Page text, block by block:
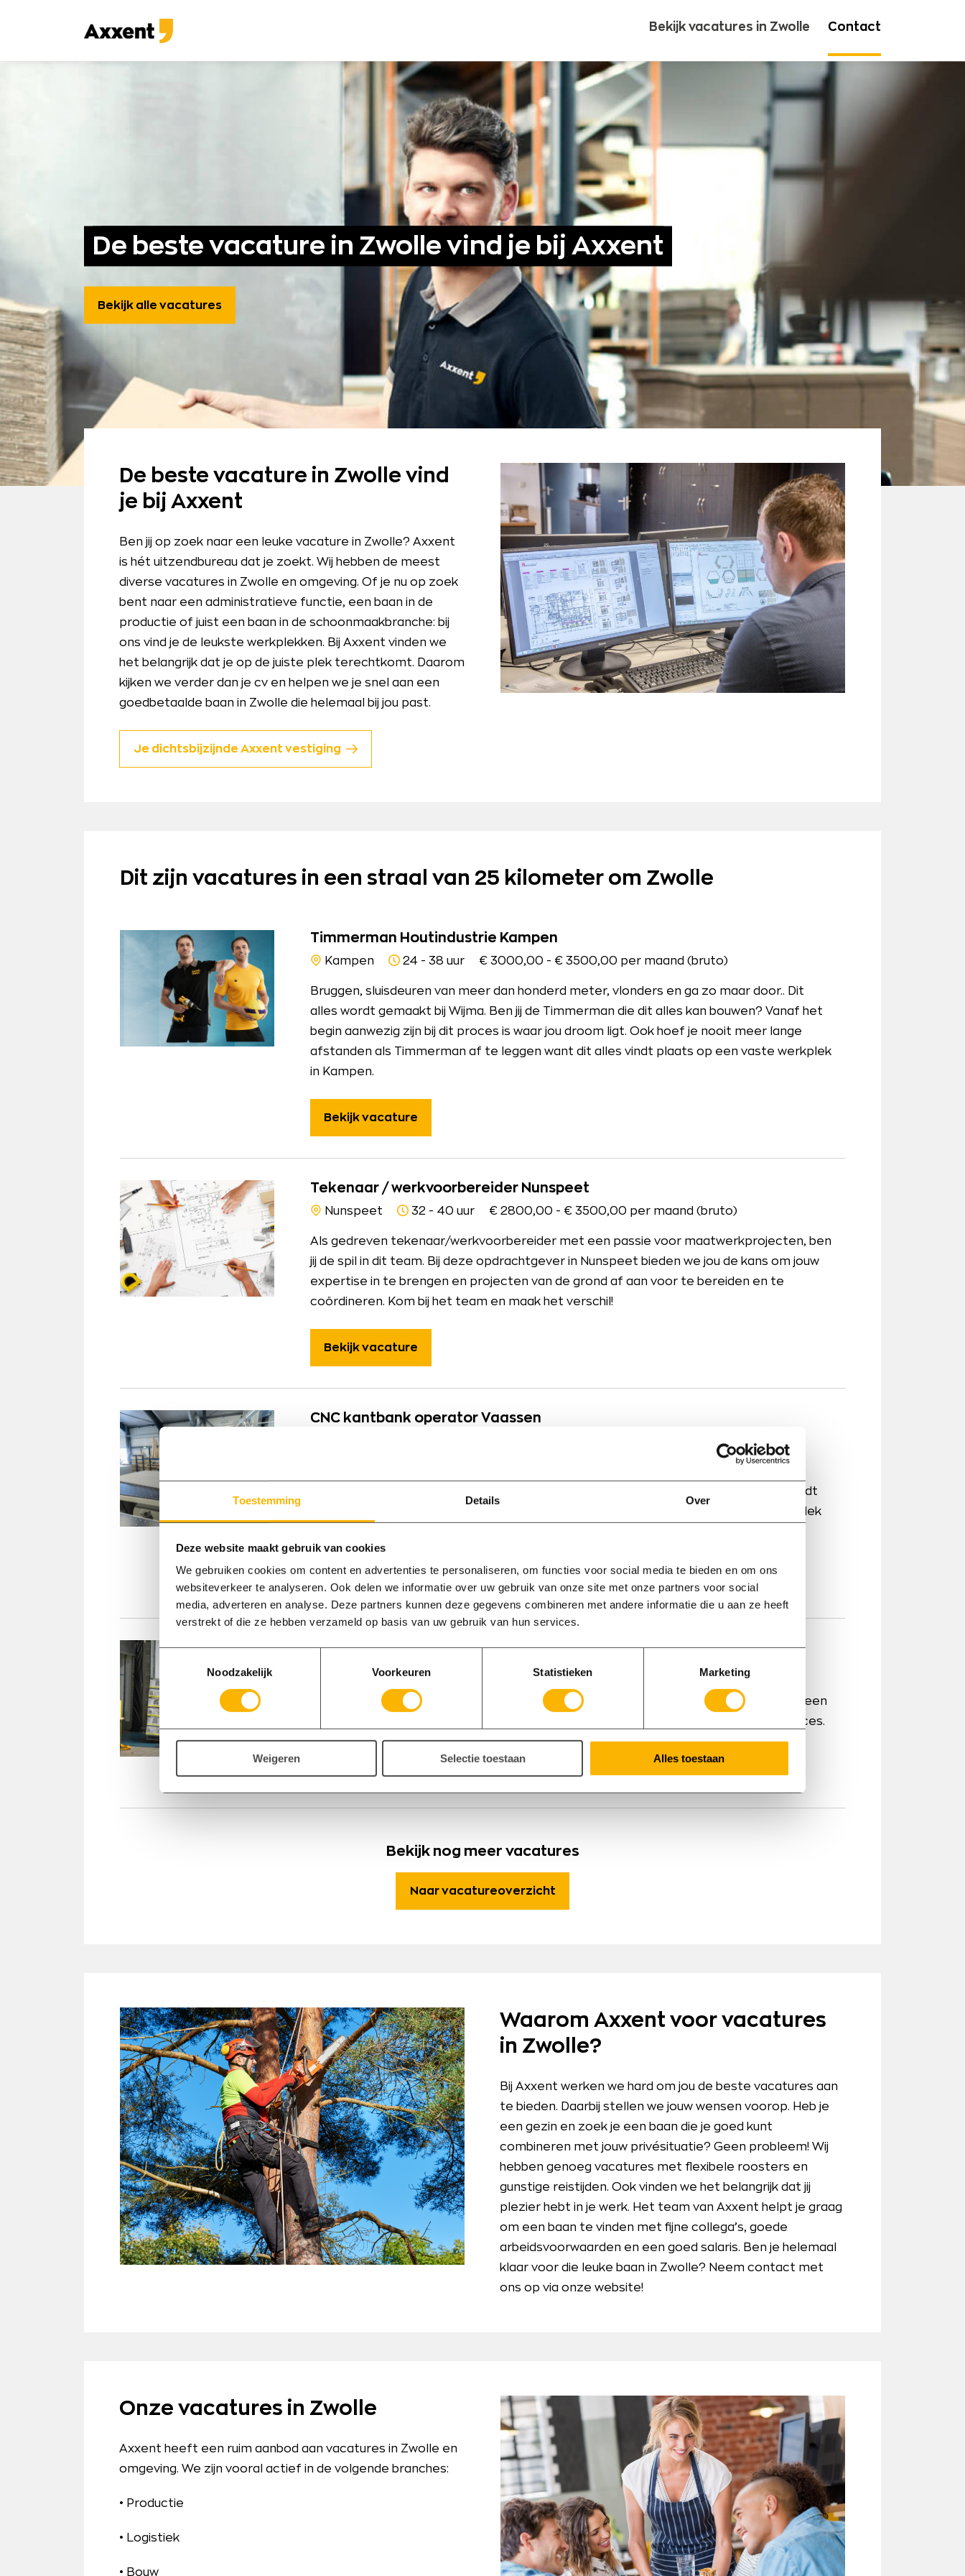
Toestemming Details Over
Deze website maakt gebruik van cookies
We gebruiken cookies om content en advertenties te personaliseren, om functies voor social media te bieden en om ons
websiteverkeer te analyseren. Ook delen we informatie over uw gebruik van onze site met onze partners voor social
media, adverteren en analyse. Deze partners kunnen deze gegevens combineren met andere informatie die u aan ze heeft
verstrekt of die ze hebben verzameld op basis van uw gebruik van hun services.
Noodzakelijk
Voorkeuren Statistieken Marketing
Weigeren Selectie toestaan Alles toestaan
Axxent
Bekijk vacatures in Zwolle Contact
De beste vacature in Zwolle vind je bij Axxent
Bekijk alle vacatures
De beste vacature in Zwolle vind
je bij Axxent
Ben jij op zoek naar een leuke vacature in Zwolle? Axxent
is hét uitzendbureau dat je zoekt. Wij hebben de meest
diverse vacatures in Zwolle en omgeving. Of je nu op zoek
bent naar een administratieve functie, een baan in de
productie of juist een baan in de schoonmaakbranche: bij
ons vind je de leukste werkplekken. Bij Axxent vinden we
het belangrijk dat je op de juiste plek terechtkomt. Daarom
kijken we verder dan je cv en helpen we je snel aan een
goedbetaalde baan in Zwolle die helemaal bij jou past.
Je dichtsbijzijnde Axxent vestiging
Dit zijn vacatures in een straal van 25 kilometer om Zwolle
Timmerman Houtindustrie Kampen
Kampen 24 - 38 uur € 3000,00 - € 3500,00 per maand (bruto)
Bruggen, sluisdeuren van meer dan honderd meter, vlonders en ga zo maar door.. Dit
alles wordt gemaakt bij Wijma. Ben jij de Timmerman die dit alles kan bouwen? Vanaf het
begin aanwezig zijn bij dit proces is waar jou droom ligt. Ook hoef je nooit meer lange
afstanden als Timmerman af te leggen want dit alles vindt plaats op een vaste werkplek
in Kampen.
Bekijk vacature
Tekenaar / werkvoorbereider Nunspeet
Nunspeet 32 - 40 uur € 2800,00 - € 3500,00 per maand (bruto)
Als gedreven tekenaar/werkvoorbereider met een passie voor maatwerkprojecten, ben
jij de spil in dit team. Bij deze opdrachtgever in Nunspeet bieden we jou de kans om jouw
expertise in te brengen en projecten van de grond af aan voor te bereiden en te
coördineren. Kom bij het team en maak het verschil!
Bekijk vacature
CNC kantbank operator Vaassen
€ 3000,00 - € 4000,00 per maand (bruto)
versterken? We zijn op zoek naar een enthousiaste CNC Kantbank Operator die houdt
van uitdagingen en graag met de nieuwste machines werkt. Lees snel verder en ontdek
Bekijk vacature
Heftruckchauffeur Elburg
40 - 40 uur € 2750,00 - € 3500,00 per maand (bruto)
Wil jij aan de slag bij een toonaangevend bedrijf in Elburg? Onze klant is op zoek naar een
gemotiveerde heftruckbestuurder die bijdraagt aan een soepel lopend logistiek proces.
Bekijk nog meer vacatures
Naar vacatureoverzicht
Waarom Axxent voor vacatures
in Zwolle?
Bij Axxent werken we hard om jou de beste vacatures aan
te bieden. Daarbij stellen we jouw wensen voorop. Heb je
een gezin en zoek je een baan die je goed kunt
combineren met jouw privésituatie? Geen probleem! Wij
hebben genoeg vacatures met flexibele roosters en
gunstige reistijden. Ook vinden we het belangrijk dat jij
plezier hebt in je werk. Het team van Axxent helpt je graag
om een baan te vinden met fijne collega’s, goede
arbeidsvoorwaarden en een goed salaris. Ben je helemaal
klaar voor die leuke baan in Zwolle? Neem contact met
ons op via onze website!
Onze vacatures in Zwolle
Axxent heeft een ruim aanbod aan vacatures in Zwolle en
omgeving. We zijn vooral actief in de volgende branches:
• Productie
• Logistiek
• Bouw